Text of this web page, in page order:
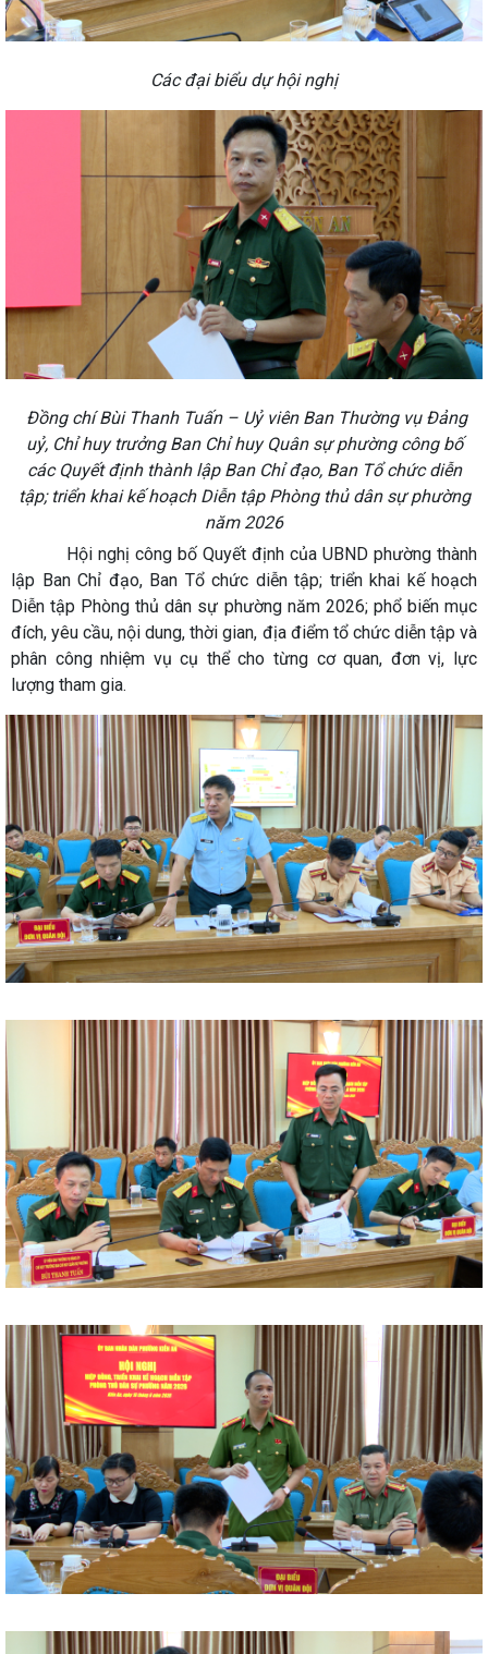
Các đại biểu dự hội nghị
Đồng chí Bùi Thanh Tuấn – Uỷ viên Ban Thường vụ Đảng
uỷ, Chỉ huy trưởng Ban Chỉ huy Quân sự phường công bố
các Quyết định thành lập Ban Chỉ đạo, Ban Tổ chức diễn
tập; triển khai kế hoạch Diễn tập Phòng thủ dân sự phường
năm 2026
Hội nghị công bố Quyết định của UBND phường thành
lập Ban Chỉ đạo, Ban Tổ chức diễn tập; triển khai kế hoạch
Diễn tập Phòng thủ dân sự phường năm 2026; phổ biến mục
đích, yêu cầu, nội dung, thời gian, địa điểm tổ chức diễn tập và
phân công nhiệm vụ cụ thể cho từng cơ quan, đơn vị, lực
lượng tham gia.